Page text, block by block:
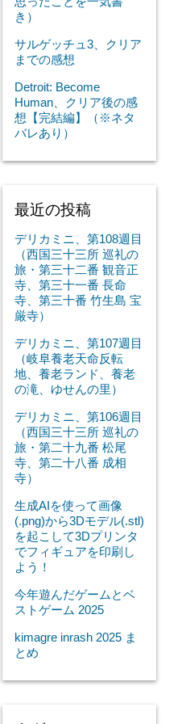
き）
サルゲッチュ3、クリア
までの感想
Detroit: Become
Human、クリア後の感
想【完結編】（※ネタ
バレあり）
最近の投稿
デリカミニ、第108週目
（西国三十三所 巡礼の
旅・第三十二番 観音正
寺、第三十一番 長命
寺、第三十番 竹生島 宝
厳寺）
デリカミニ、第107週目
（岐阜養老天命反転
地、養老ランド、養老
の滝、ゆせんの里）
デリカミニ、第106週目
（西国三十三所 巡礼の
旅・第二十九番 松尾
寺、第二十八番 成相
寺）
生成AIを使って画像
(.png)から3Dモデル(.stl)
を起こして3Dプリンタ
でフィギュアを印刷し
よう！
今年遊んだゲームとベ
ストゲーム 2025
kimagre inrash 2025 ま
とめ